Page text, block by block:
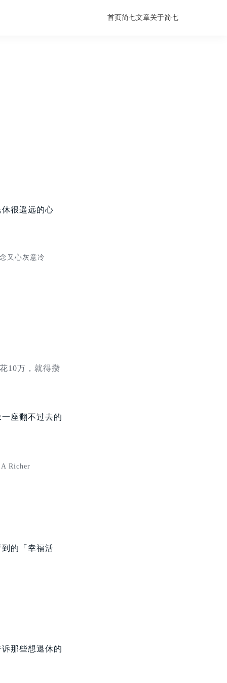
首页简七文章关于简七
很遥远的心
又心灰意冷
10万，就得攒
座翻不过去的
A Richer
的「幸福活
诉那些想退休的